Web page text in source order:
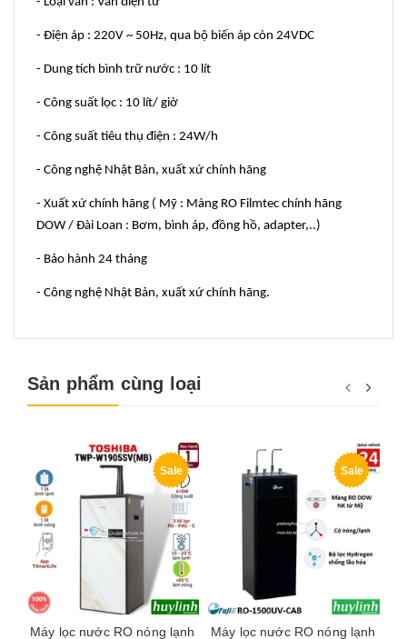
- Điện áp : 220V ~ 50Hz, qua bộ biến áp còn 24VDC
- Dung tích bình trữ nước : 10 lít
- Công suất lọc : 10 lít/ giờ
- Công suất tiêu thụ điện : 24W/h
- Công nghệ Nhật Bản, xuất xứ chính hãng
- Xuất xứ chính hãng ( Mỹ : Màng RO Filmtec chính hãng
DOW / Đài Loan : Bơm, bình áp, đồng hồ, adapter,..)
- Bảo hành 24 tháng
- Công nghệ Nhật Bản, xuất xứ chính hãng.
Sản phẩm cùng loại
Sale
Máy lọc nước RO nóng lạnh
Sale
Máy lọc nước RO nóng lạnh